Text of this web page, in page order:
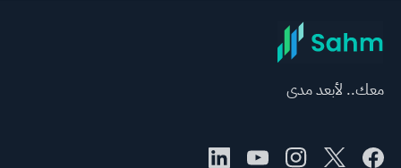
معك.. لأبعد مدى